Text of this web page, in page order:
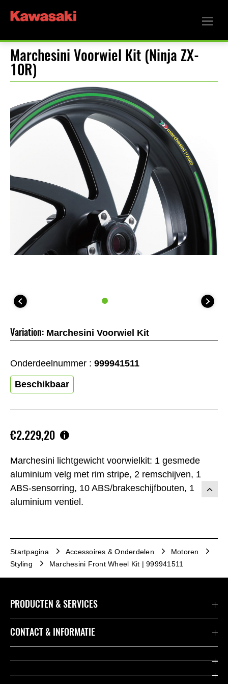
Marchesini Voorwiel Kit (Ninja ZX-
10R)
Marchesini lichtgewicht voorwielkit: 1 gesmede
aluminium velg met rim stripe, 2 remschijven, 1
ABS-sensorring, 10 ABS/brakeschijfbouten, 1
aluminium ventiel.
€2.229,20
Variation: Marchesini Voorwiel Kit
Onderdeelnummer : 999941511
Beschikbaar
Startpagina Accessoires & Onderdelen
Motoren
Styling
Marchesini Front Wheel Kit | 999941511
PRODUCTEN & SERVICES
Accessoires & Onderdelen
Dealers
CONTACT & INFORMATIE
Contact